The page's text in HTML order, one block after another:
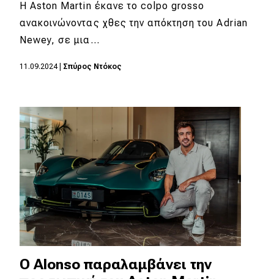
H Aston Martin έκανε το colpo grosso
ανακοινώνοντας χθες την απόκτηση του Adrian
Newey, σε μια…
11.09.2024| Σπύρος Ντόκος
Ο Alonso παραλαμβάνει την